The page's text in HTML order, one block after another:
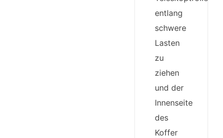
entlang
schwere
Lasten
zu
ziehen
und der
Innenseite
des
Koffer